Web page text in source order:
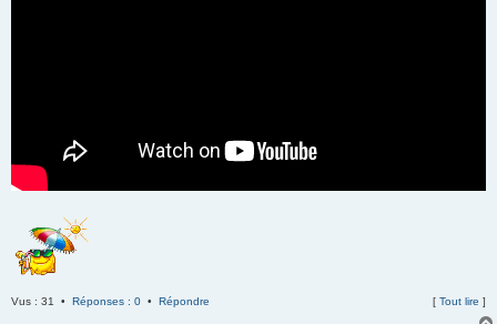
Vus : 31 • Réponses : 0 • Répondre [ Tout lire ]